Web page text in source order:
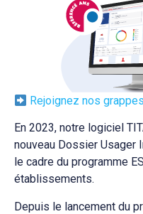
Rejoignez nos
En 2023, notre logiciel
nouveau Dossier Usager
le cadre du programme
établissements.
Depuis le lancement du